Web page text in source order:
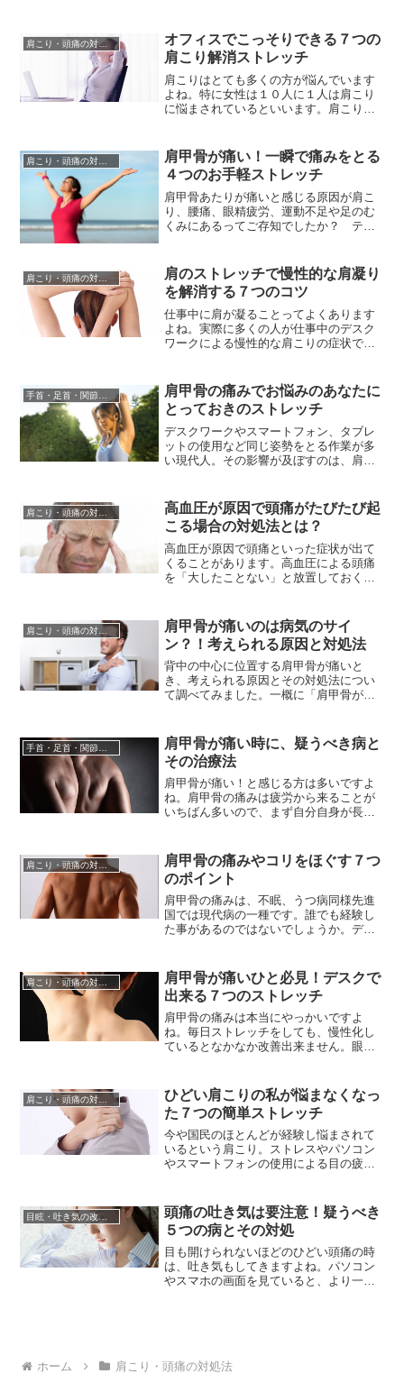
の症状が出る場合も。頭痛の症状として
は、後頭部から首筋にかけて圧迫される
ような、または締め付けられるような痛
みが続きます。悪化するとだんだ...
肩こり・頭痛の対処法
オフィスでこっそりできる７つの
肩こり解消ストレッチ
肩こりはとても多くの方が悩んでいます
よね。特に女性は１０人に１人は肩こり
に悩まされているといいます。肩こりと
や鈍痛などの症状を伴う言わば病気のよ
うなもの。肩こりを放っておくと頭痛や
吐き気、めまいなどの症状が出てきたり
中には変形性頚椎症や頚部椎間板ヘ...
肩こり・頭痛の対処法
肩甲骨が痛い！一瞬で痛みをとる
４つのお手軽ストレッチ
肩甲骨あたりが痛いと感じる原因が肩こ
り、腰痛、眼精疲労、運動不足や足のむ
くみにあるってご存知でしたか？ テレ
がっているため、完全に切り離された器
官は存在しません。つまり、肩甲骨が痛
い原因が肩にあるとは限らないというこ
とですね。車や自転車であればタイ...
肩こり・頭痛の対処法
肩のストレッチで慢性的な肩凝り
を解消する７つのコツ
仕事中に肩が凝ることってよくあります
よね。実際に多くの人が仕事中のデスク
ワークによる慢性的な肩こりの症状で困
治らない事が多く、頭痛や腰痛などほか
の部分まで痛くなってきます。肩こりの
原因はデスクワークのために座り続ける
ことで、特定の筋肉が収縮し続け姿...
手首・足首・関節の痛みの対処
肩甲骨の痛みでお悩みのあなたに
とっておきのストレッチ
デスクワークやスマートフォン、タブレ
ットの使用など同じ姿勢をとる作業が多
い現代人。その影響が及ぼすのは、肩こ
いう人。マッサージをして貰うととても
気持ちいいですが、でも毎回通うのは大
変。家族に頼むのも、いつもいつもOKし
て貰えるとも限りません。そこで...
肩こり・頭痛の対処法
高血圧が原因で頭痛がたびたび起
こる場合の対処法とは？
高血圧が原因で頭痛といった症状が出て
くることがあります。高血圧による頭痛
を「大したことない」と放置しておく
す。そのため、少しでも自覚症状を感じ
たらすぐに病院に行き、その原因をつき
とめて治療を開始しなくてはなりませ
ん。しかし、病院で薬をもらったり治療
を...
肩甲骨が痛いのは病気のサイ
ン？！考えられる原因と対処法
背中の中心に位置する肩甲骨が痛いと
き、考えられる原因とその対処法につい
て調べてみました。一概に「肩甲骨が痛
骨が痛いのは、単純に肩や腕の使い過ぎ
の他にも、胃や膵臓、十二指腸や小腸の
疾患の可能性もあるのです。原因の病気
を突き止めるためには、肩甲骨の痛み...
肩甲骨が痛い時に、疑うべき病と
その治療法
肩甲骨が痛い！と感じる方は多いですよ
ね。肩甲骨の痛みは疲労から来ることが
いちばん多いので、まず自分自身が長時
ださい。もし思い当たる事があるのなら
改善させる必要があります。日常生活で
姿勢が悪いと自覚している人は、姿勢の
改善も大切です。悪い姿勢で長時間...
肩こり・頭痛の対処法
肩甲骨の痛みやコリをほぐす７つ
のポイント
肩甲骨の痛みは、不眠、うつ病同様先進
国では現代病の一種です。誰でも経験し
た事があるのではないでしょうか。デス
ので、別名「オフィス病」とも言われて
います。コリの原因は疲れや同じ姿勢を
キープしたことによる筋肉の硬直、血流
の悪化、末梢神経の損傷など様々で...
肩甲骨が痛いひと必見！デスクで
出来る７つのストレッチ
肩甲骨の痛みは本当にやっかいですよ
ね。毎日ストレッチをしても、慢性化し
ているとなかなか改善出来ません。眼精
と良いでしょう。1時間に1度位、PC作業
をやめて、トイレに行く振りをしてスト
レッチを行ってみましょう。それだけで
かなり肩まわりの筋肉がほぐれ、...
ひどい肩こりの私が悩まなくなっ
た７つの簡単ストレッチ
今や国民のほとんどが経験し悩まされて
いるという肩こり。ストレスやパソコン
やスマートフォンの使用による目の疲れ
因は、血行障害によるものだといわれて
います。寒い季節は体の動きも少なくな
り、肩こりも一層ひどいものになりがち
です。冷えから肩が凝るなんて、少...
目眩・吐き気の改善方法
頭痛の吐き気は要注意！疑うべき
５つの病とその対処
目も開けられないほどのひどい頭痛の時
は、吐き気もしてきますよね。パソコン
やスマホの画面を見ていると、より一
きると吐き気もめまいも出るから慣れ...
ホーム 肩こり・頭痛の対処法